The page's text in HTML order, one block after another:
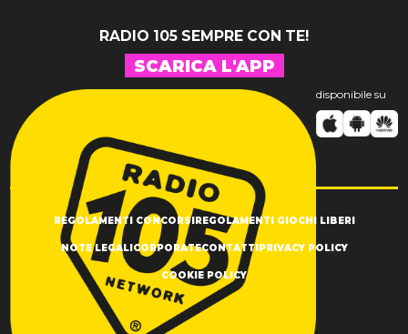
RADIO 105 SEMPRE CON TE!
SCARICA L'APP
disponibile su
REGOLAMENTI CONCORSIREGOLAMENTI GIOCHI LIBERI
NOTE LEGALICORPORATECONTATTIPRIVACY POLICY
COOKIE POLICY